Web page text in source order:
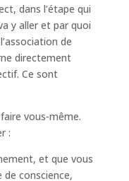
dans l’étape qui
y aller et par quoi
de
directement
Ce sont
vous-même.
:
et que vous
conscience,